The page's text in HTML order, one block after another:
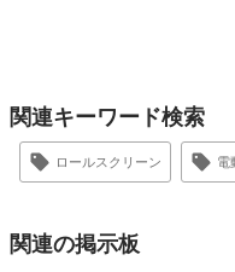
関連キーワード検索
ロールスクリーン 電
関連の掲示板